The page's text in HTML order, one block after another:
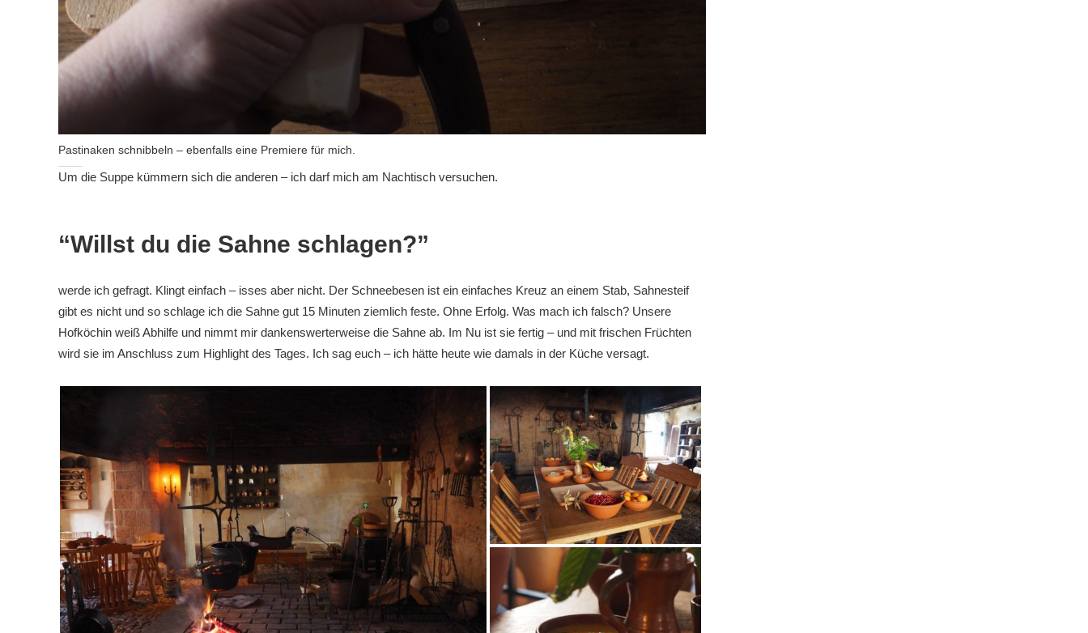
Pastinaken schnibbeln – ebenfalls eine Premiere für mich.
Um die Suppe kümmern sich die anderen – ich darf mich am Nachtisch versuchen.
“Willst du die Sahne schlagen?”
werde ich gefragt. Klingt einfach – isses aber nicht. Der Schneebesen ist ein einfaches Kreuz an einem Stab, Sahnesteif
gibt es nicht und so schlage ich die Sahne gut 15 Minuten ziemlich feste. Ohne Erfolg. Was mach ich falsch? Unsere
Hofköchin weiß Abhilfe und nimmt mir dankenswerterweise die Sahne ab. Im Nu ist sie fertig – und mit frischen Früchten
wird sie im Anschluss zum Highlight des Tages. Ich sag euch – ich hätte heute wie damals in der Küche versagt.